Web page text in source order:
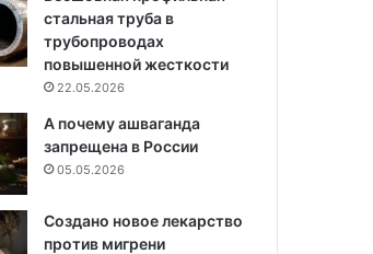
стальная труба в
трубопроводах
повышенной жесткости
22.05.2026
А почему ашваганда
запрещена в России
05.05.2026
Создано новое лекарство
против мигрени